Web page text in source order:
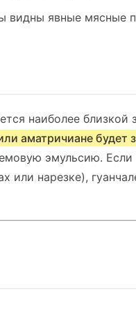
видны явные мясные
наиболее близкой
аматричиане будет
эмульсию. Если
или нарезке),